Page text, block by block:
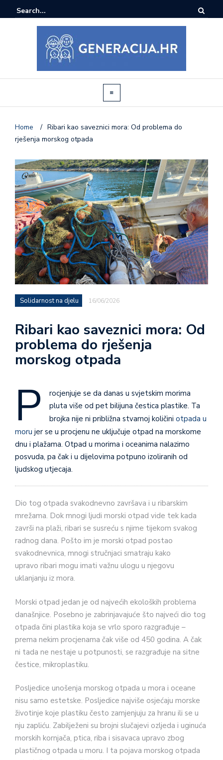
Home / Ribari kao saveznici mora: Od problema do
rješenja morskog otpada
Solidarnost na djelu 16/06/2026
Ribari kao saveznici mora: Od
problema do rješenja
morskog otpada
P
rocjenjuje se da danas u svjetskim morima
pluta više od pet bilijuna čestica plastike. Ta
brojka nije ni približna stvarnoj količini otpada u
moru jer se u procjenu ne uključuje otpad na morskome
dnu i plažama. Otpad u morima i oceanima nalazimo
posvuda, pa čak i u dijelovima potpuno izoliranih od
ljudskog utjecaja.
Dio tog otpada svakodnevno završava i u ribarskim
mrežama. Dok mnogi ljudi morski otpad vide tek kada
završi na plaži, ribari se susreću s njime tijekom svakog
radnog dana. Pošto im je morski otpad postao
svakodnevnica, mnogi stručnjaci smatraju kako
upravo ribari mogu imati važnu ulogu u njegovu
uklanjanju iz mora.
Morski otpad jedan je od najvećih ekoloških problema
današnjice. Posebno je zabrinjavajuće što najveći dio tog
otpada čini plastika koja se vrlo sporo razgrađuje –
prema nekim procjenama čak više od 450 godina. A čak
ni tada ne nestaje u potpunosti, se razgrađuje na sitne
čestice, mikroplastiku.
Posljedice unošenja morskog otpada u mora i oceane
nisu samo estetske. Posljedice najviše osjećaju morske
životinje koje plastiku često zamjenjuju za hranu ili se u
nju zapliću. Zabilježeni su brojni slučajevi ozljeda i uginuća
morskih kornjača, ptica, riba i sisavaca upravo zbog
plastičnog otpada u moru. I ta pojava morskog otpada